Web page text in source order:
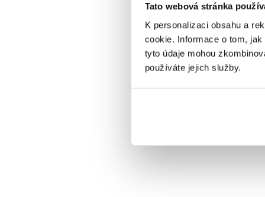
Tato webová stránka
K personalizaci obsahu a
cookie. Informace o tom,
tyto údaje mohou
používáte jejich služby.